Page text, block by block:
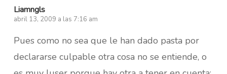
Liamngls
abril 13, 2009 a las 7:16 am
Pues como no sea que le han dado pasta por
declararse culpable otra cosa no se entiende, o